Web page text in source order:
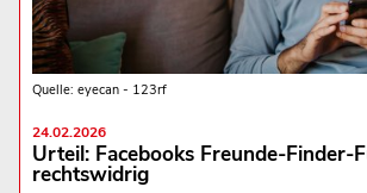
Quelle: eyecan - 123rf
24.02.2026
Urteil: Facebooks Freunde-Finder-
rechtswidrig